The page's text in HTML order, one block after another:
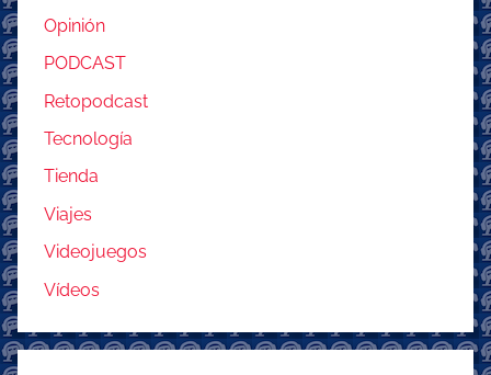
Opinión
PODCAST
Retopodcast
Tecnología
Tienda
Viajes
Videojuegos
Vídeos